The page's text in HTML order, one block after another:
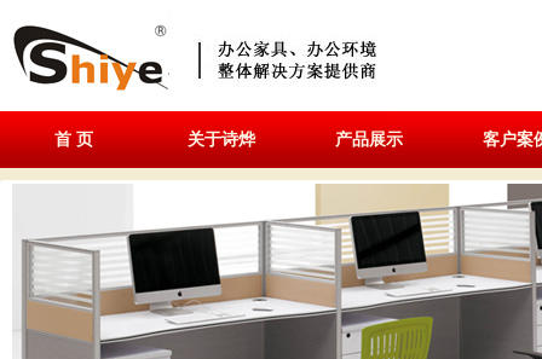
首 页 关于诗烨 产品展示 客户案